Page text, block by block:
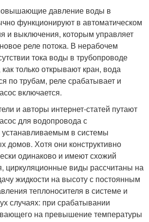
давление воды в
функционируют в автоматическом
и выключения, которым управляет
реле потока. В нерабочем
тока воды в трубопроводе
как только открывают кран, вода
по трубам, реле срабатывает и
включается.
и авторы интернет-статей путают
для водопровода с
в системы
домов. Хотя они конструктивно
одинаково и имеют схожий
циркуляционные виды рассчитаны на
жидкости на высоту с постоянным
теплоносителя в системе и
случаях: при срабатывании
на превышение температуры